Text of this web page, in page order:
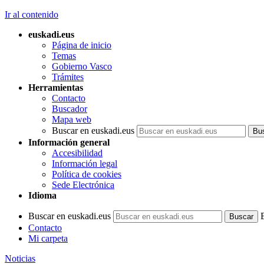
Ir al contenido
euskadi.eus
Página de inicio
Temas
Gobierno Vasco
Trámites
Herramientas
Contacto
Buscador
Mapa web
Buscar en euskadi.eus
Información general
Accesibilidad
Información legal
Política de cookies
Sede Electrónica
Idioma
Buscar en euskadi.eus
Contacto
Mi carpeta
Noticias